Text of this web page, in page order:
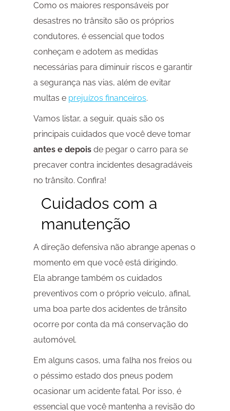
Como os maiores responsáveis por
desastres no trânsito são os próprios
condutores, é essencial que todos
conheçam e adotem as medidas
necessárias para diminuir riscos e garantir
a segurança nas vias, além de evitar
multas e prejuízos financeiros.
Vamos listar, a seguir, quais são os
principais cuidados que você deve tomar
antes e depoisde pegar o carro para se
precaver contra incidentes desagradáveis
no trânsito. Confira!
Cuidados com a
manutenção
A direção defensiva não abrange apenas o
momento em que você está dirigindo.
Ela abrange também os cuidados
preventivos com o próprio veículo, afinal,
uma boa parte dos acidentes de trânsito
ocorre por conta da má conservação do
automóvel.
Em alguns casos, uma falha nos freios ou
o péssimo estado dos pneus podem
ocasionar um acidente fatal. Por isso, é
essencial que você mantenha a revisão do